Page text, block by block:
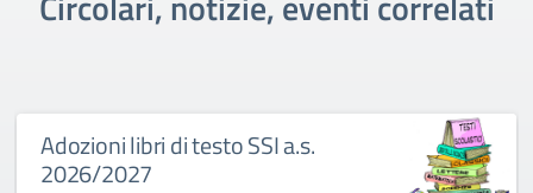
Adozioni libri di testo SSI a.s.
2026/2027